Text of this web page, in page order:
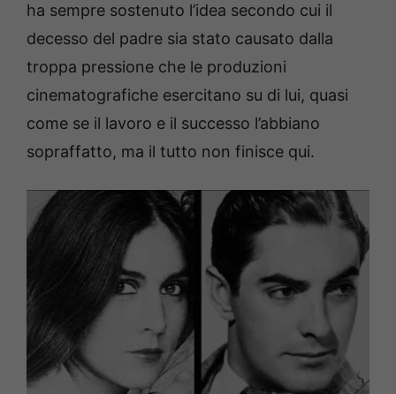
ha sempre sostenuto l’idea secondo cui il
decesso del padre sia stato causato dalla
troppa pressione che le produzioni
cinematografiche esercitano su di lui, quasi
come se il lavoro e il successo l’abbiano
sopraffatto, ma il tutto non finisce qui.